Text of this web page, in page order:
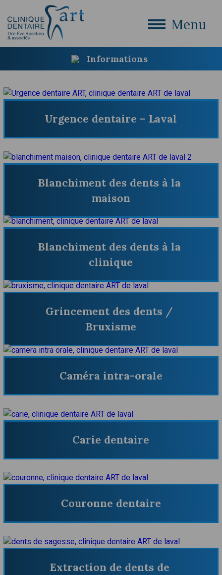
Menu
Informations
Urgence dentaire – Laval
Blanchiment des dents à la
maison
Blanchiment des dents à la
clinique
Grincement des dents /
Bruxisme
Caméra intra-orale
Carie dentaire
Couronne dentaire
Extraction de dents de